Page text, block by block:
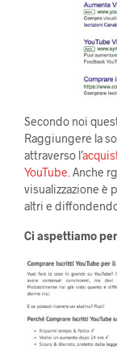
Secondo noi
Raggiungere la
attraverso l’
YouTube . Anche
visualizzazione è
altri e
Ci aspettiamo